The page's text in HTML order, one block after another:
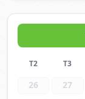
T2 T3
26 27